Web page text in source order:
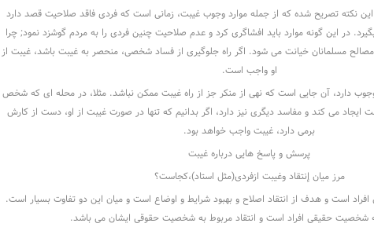
نکته تصریح شده که از جمله موارد وجوب غیبت، زمانى است که فردى فاقد صلاحیت قصد دارد
در این گونه موارد باید افشاگرى کرد و عدم صلاحیت چنین فردى را به مردم گوشزد نمود; چرا
مسلمانان خیانت مى شود. اگر راه جلوگیرى از فساد شخصى، منحصر به غیبت باشد، غیبت از
او واجب است.
دارد، آن جایى است که نهى از منکر جز از راه غیبت ممکن نباشد. مثلا، در محله اى که شخص
ایجاد مى کند و مفاسد دیگرى نیز دارد، اگر بدانیم که تنها در صورت غیبت از او، دست از کارش
برمى دارد، غیبت واجب خواهد بود.
پرسش و پاسخ هایی درباره غیبت
مرز میان إنتقاد وغیبت ازفردی(مثل استاد)،کجاست؟
است و هدف از انتقاد اصلاح و بهبود شرایط و اوضاع است و میان این دو تفاوت بسیار است.
شخصیت حقیقی افراد است و انتقاد مربوط به شخصیت حقوقی ایشان می باشد.